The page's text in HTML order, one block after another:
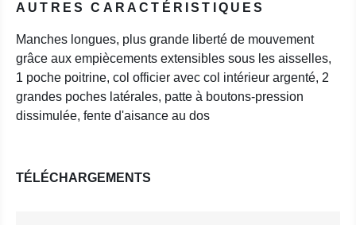
AUTRES CARACTÉRISTIQUES
Manches longues, plus grande liberté de mouvement
grâce aux empiècements extensibles sous les aisselles,
1 poche poitrine, col officier avec col intérieur argenté, 2
grandes poches latérales, patte à boutons-pression
dissimulée, fente d'aisance au dos
TÉLÉCHARGEMENTS